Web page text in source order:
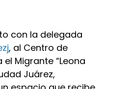
con la delegada
, al Centro de
Migrante “Leona
Juárez,